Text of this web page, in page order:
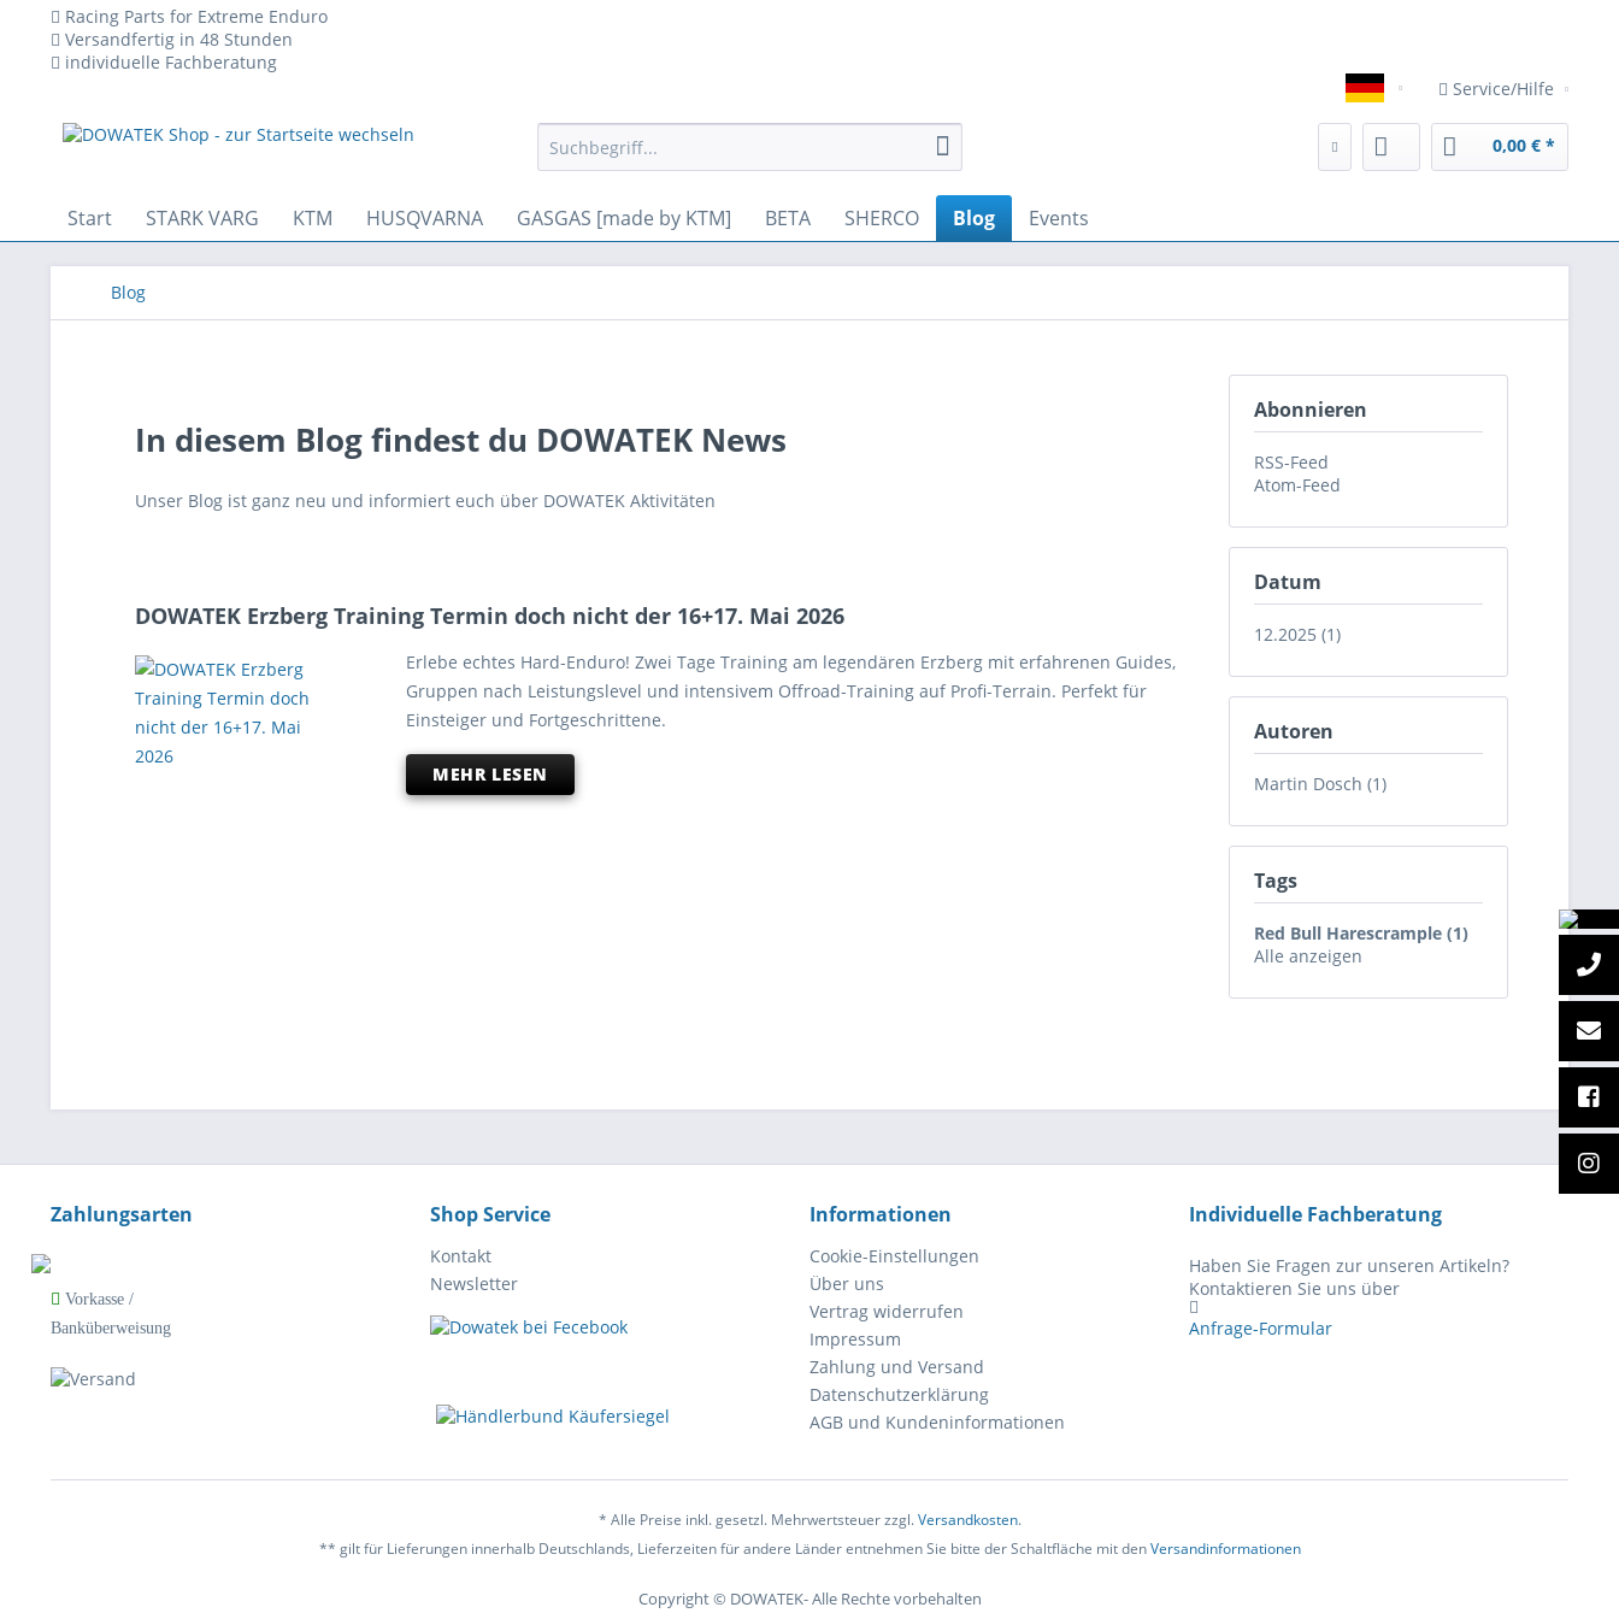
Racing Parts for Extreme Enduro
Versandfertig in 48 Stunden
individuelle Fachberatung
Deutsch Service/Hilfe
0,00 € *
Start STARK VARG KTM HUSQVARNA GASGAS [made by KTM] BETA SHERCO Blog Events
Blog
technischen Betrieb der Website erforderlich sind und stets gesetzt werden. Andere Cookies, die den Komfort bei Benutzung dieser Website erhöhen, der Direktwerbung dienen oder die
Abonnieren
RSS-Feed
Atom-Feed
Datum
12.2025 (1)
Autoren
Martin Dosch (1)
Tags
Red Bull Harescrample (1)
Alle anzeigen
In diesem Blog findest du DOWATEK News
Unser Blog ist ganz neu und informiert euch über DOWATEK Aktivitäten
DOWATEK Erzberg Training Termin doch nicht der 16+17. Mai 2026
Erlebe echtes Hard‑Enduro! Zwei Tage Training am legendären Erzberg mit erfahrenen Guides,
Gruppen nach Leistungslevel und intensivem Offroad‑Training auf Profi‑Terrain. Perfekt für
Einsteiger und Fortgeschrittene.
MEHR LESEN
Zahlungsarten
Vorkasse /
Banküberweisung
Shop Service
Kontakt
Newsletter
Informationen
Cookie-Einstellungen
Über uns
Vertrag widerrufen
Impressum
Zahlung und Versand
Datenschutzerklärung
AGB und Kundeninformationen
Individuelle Fachberatung
Haben Sie Fragen zur unseren Artikeln?
Kontaktieren Sie uns über
Anfrage-Formular
* Alle Preise inkl. gesetzl. Mehrwertsteuer zzgl.Versandkosten.
** gilt für Lieferungen innerhalb Deutschlands, Lieferzeiten für andere Länder entnehmen Sie bitte der Schaltfläche mit denVersandinformationen
Copyright © DOWATEK- Alle Rechte vorbehalten